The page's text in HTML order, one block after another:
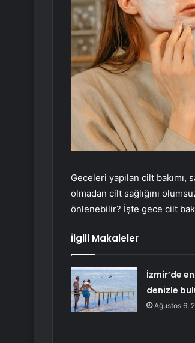
Geceleri yapılan cilt bakımı,
olmadan cilt sağlığını
önlenebilir? İşte gece cilt
İlgili Makaleler
İzmir’de
denizle
Ağustos 6,